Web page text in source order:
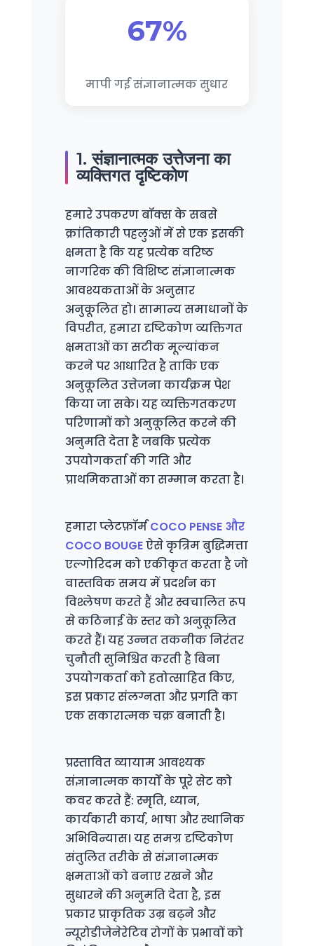
67%
मापी गई संज्ञानात्मक सुधार
1. संज्ञानात्मक उत्तेजना का
व्यक्तिगत दृष्टिकोण
हमारे उपकरण बॉक्स के सबसे
क्रांतिकारी पहलुओं में से एक इसकी
क्षमता है कि यह प्रत्येक वरिष्ठ
नागरिक की विशिष्ट संज्ञानात्मक
आवश्यकताओं के अनुसार
अनुकूलित हो। सामान्य समाधानों के
विपरीत, हमारा दृष्टिकोण व्यक्तिगत
क्षमताओं का सटीक मूल्यांकन
करने पर आधारित है ताकि एक
अनुकूलित उत्तेजना कार्यक्रम पेश
किया जा सके। यह व्यक्तिगतकरण
परिणामों को अनुकूलित करने की
अनुमति देता है जबकि प्रत्येक
उपयोगकर्ता की गति और
प्राथमिकताओं का सम्मान करता है।
हमारा प्लेटफ़ॉर्मCOCO PENSE और
COCO BOUGEऐसे कृत्रिम बुद्धिमत्ता
एल्गोरिदम को एकीकृत करता है जो
वास्तविक समय में प्रदर्शन का
विश्लेषण करते हैं और स्वचालित रूप
से कठिनाई के स्तर को अनुकूलित
करते हैं। यह उन्नत तकनीक निरंतर
चुनौती सुनिश्चित करती है बिना
उपयोगकर्ता को हतोत्साहित किए,
इस प्रकार संलग्नता और प्रगति का
एक सकारात्मक चक्र बनाती है।
प्रस्तावित व्यायाम आवश्यक
संज्ञानात्मक कार्यों के पूरे सेट को
कवर करते हैं: स्मृति, ध्यान,
कार्यकारी कार्य, भाषा और स्थानिक
अभिविन्यास। यह समग्र दृष्टिकोण
संतुलित तरीके से संज्ञानात्मक
क्षमताओं को बनाए रखने और
सुधारने की अनुमति देता है, इस
प्रकार प्राकृतिक उम्र बढ़ने और
न्यूरोडीजेनेरेटिव रोगों के प्रभावों को